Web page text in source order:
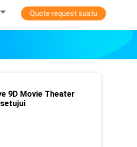
Quote request suatu
9D Movie Theater